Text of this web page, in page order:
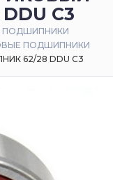
C3
ПОДШИПНИКИ
ПОДШИПНИКИ
62/28 DDU C3